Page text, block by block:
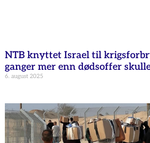
NTB knyttet Israel til
ganger mer enn dødsoffer
6. august 2025